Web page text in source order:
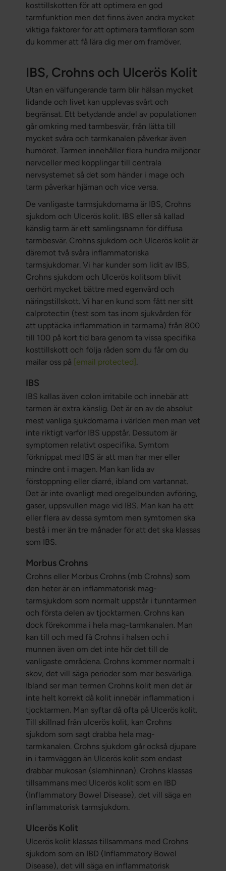
kosttillskotten för att optimera en god
tarmfunktion men det finns även andra mycket
viktiga faktorer för att optimera tarmfloran som
du kommer att få lära dig mer om framöver.
IBS, Crohns och Ulcerös Kolit
Utan en välfungerande tarm blir hälsan mycket
lidande och livet kan upplevas svårt och
begränsat. Ett betydande andel av populationen
går omkring med tarmbesvär, från lätta till
mycket svåra och tarmkanalen påverkar även
humöret. Tarmen innehåller flera hundra miljoner
nervceller med kopplingar till centrala
nervsystemet så det som händer i mage och
tarm påverkar hjärnan och vice versa.
De vanligaste tarmsjukdomarna är IBS, Crohns
sjukdom och Ulcerös kolit. IBS eller så kallad
känslig tarm är ett samlingsnamn för diffusa
tarmbesvär. Crohns sjukdom och Ulcerös kolit är
däremot två svåra inflammatoriska
tarmsjukdomar. Vi har kunder som lidit av IBS,
Crohns sjukdom och Ulcerös kolitsom blivit
oerhört mycket bättre med egenvård och
näringstillskott. Vi har en kund som fått ner sitt
calprotectin (test som tas inom sjukvården för
att upptäcka inflammation in tarmarna) från 800
till 100 på kort tid bara genom ta vissa specifika
kosttillskott och följa råden som du får om du
mailar oss på [email protected] .
IBS
IBS kallas även colon irritabile och innebär att
tarmen är extra känslig. Det är en av de absolut
mest vanliga sjukdomarna i världen men man vet
inte riktigt varför IBS uppstår. Dessutom är
symptomen relativt ospecifika. Symtom
förknippat med IBS är att man har mer eller
mindre ont i magen. Man kan lida av
förstoppning eller diarré, ibland om vartannat.
Det är inte ovanligt med oregelbunden avföring,
gaser, uppsvullen mage vid IBS. Man kan ha ett
eller flera av dessa symtom men symtomen ska
bestå i mer än tre månader för att det ska klassas
som IBS.
Morbus Crohns
Crohns eller Morbus Crohns (mb Crohns) som
den heter är en inflammatorisk mag-
tarmsjukdom som normalt uppstår i tunntarmen
och första delen av tjocktarmen. Crohns kan
dock förekomma i hela mag-tarmkanalen. Man
kan till och med få Crohns i halsen och i
munnen även om det inte hör det till de
vanligaste områdena. Crohns kommer normalt i
skov, det vill säga perioder som mer besvärliga.
Ibland ser man termen Crohns kolit men det är
inte helt korrekt då kolit innebär inflammation i
tjocktarmen. Man syftar då ofta på Ulcerös kolit.
Till skillnad från ulcerös kolit, kan Crohns
sjukdom som sagt drabba hela mag-
tarmkanalen. Crohns sjukdom går också djupare
in i tarmväggen än Ulcerös kolit som endast
drabbar mukosan (slemhinnan). Crohns klassas
tillsammans med Ulcerös kolit som en IBD
(Inflammatory Bowel Disease), det vill säga en
inflammatorisk tarmsjukdom.
Ulcerös Kolit
Ulcerös kolit klassas tillsammans med Crohns
sjukdom som en IBD (Inflammatory Bowel
Disease), det vill säga en inflammatorisk